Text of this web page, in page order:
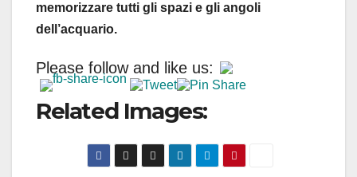
memorizzare tutti gli spazi e gli angoli
dell’acquario.
Please follow and like us:
Related Images: